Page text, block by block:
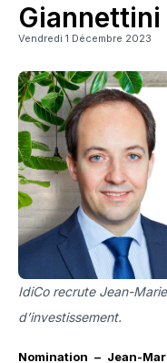
Vendredi 1 Décembre 2023
IdiCo recrute Jean-
d’investissement.
Nomination – Jean-